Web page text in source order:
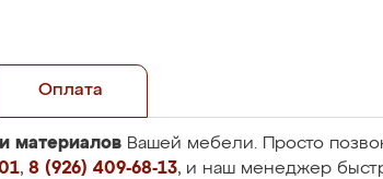
Оплата
материалов Вашей мебели. Просто
, 8 (926) 409-68-13, и наш менеджер